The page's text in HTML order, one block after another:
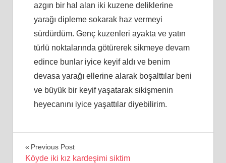
azgın bir hal alan iki kuzene deliklerine
yarağı dipleme sokarak haz vermeyi
sürdürdüm. Genç kuzenleri ayakta ve yatın
türlü noktalarında götürerek sikmeye devam
edince bunlar iyice keyif aldı ve benim
devasa yarağı ellerine alarak boşalttılar beni
ve büyük bir keyif yaşatarak sikişmenin
heyecanını iyice yaşattılar diyebilirim.
Yazı
Previous Post
Köyde iki kız kardeşimi siktim